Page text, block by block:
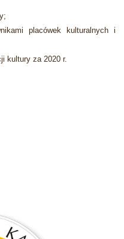
placówek kulturalnych i
kultury za 2020 r.